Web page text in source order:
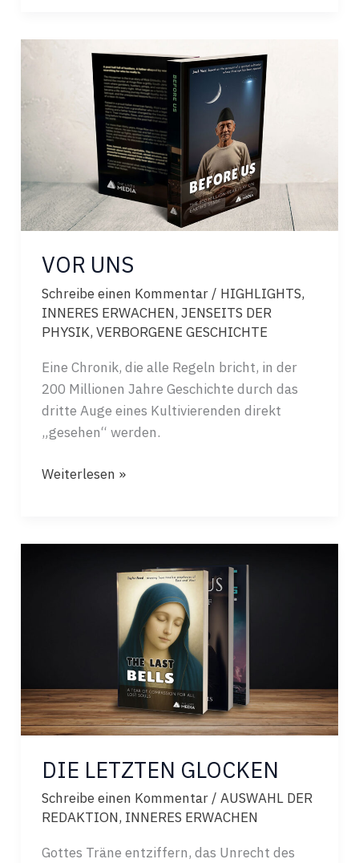
VOR UNS
Schreibe einen Kommentar / HIGHLIGHTS,
INNERES ERWACHEN, JENSEITS DER
PHYSIK, VERBORGENE GESCHICHTE
Eine Chronik, die alle Regeln bricht, in der
200 Millionen Jahre Geschichte durch das
dritte Auge eines Kultivierenden direkt
„gesehen“ werden.
VOR
Weiterlesen »
DIE LETZTEN GLOCKEN
Schreibe einen Kommentar/ AUSWAHL DER
REDAKTION, INNERES ERWACHEN
Gottes Träne entziffern, das Unrecht des